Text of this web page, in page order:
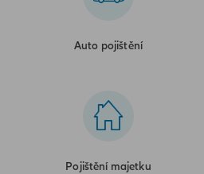
Auto pojištění
Pojištění majetku